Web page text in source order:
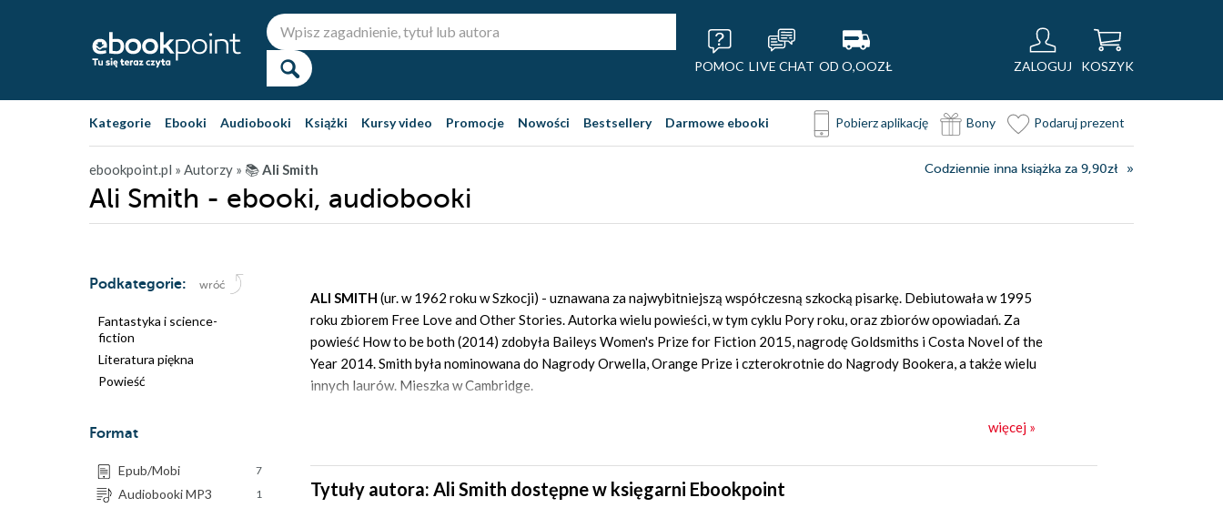
POMOC LIVE CHAT OD O,OOZŁ ZALOGUJ KOSZYK
Kategorie Ebooki Audiobooki Książki Kursy video Promocje Nowości Bestsellery Darmowe ebooki Pobierz aplikację Bony Podaruj prezent
ebookpoint.pl » Autorzy » 📚Ali Smith Codziennie inna książka za 9,90zł
Ali Smith - ebooki, audiobooki
Podkategorie: wróć
Fantastyka i science-
fiction
Literatura piękna
Powieść
Format
Epub/Mobi 7
Audiobooki MP3 1
ALI SMITH (ur. w 1962 roku w Szkocji) - uznawana za najwybitniejszą współczesną szkocką pisarkę. Debiutowała w 1995
roku zbiorem Free Love and Other Stories. Autorka wielu powieści, w tym cyklu Pory roku, oraz zbiorów opowiadań. Za
powieść How to be both (2014) zdobyła Baileys Women's Prize for Fiction 2015, nagrodę Goldsmiths i Costa Novel of the
Year 2014. Smith była nominowana do Nagrody Orwella, Orange Prize i czterokrotnie do Nagrody Bookera, a także wielu
innych laurów. Mieszka w Cambridge.
więcej »
Tytuły autora: Ali Smith dostępne w księgarni Ebookpoint